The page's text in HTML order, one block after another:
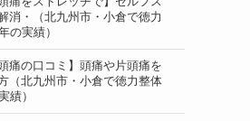
消・（北九州市・小倉で徳力
の実績）
痛の口コミ】頭痛や片頭痛を
（北九州市・小倉で徳力整体
績）